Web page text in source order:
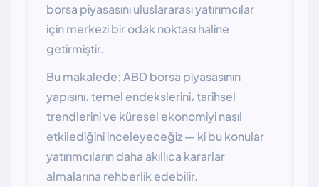
borsa piyasasını uluslararası yatırımcılar
için merkezi bir odak noktası haline
getirmiştir.
Bu makalede; ABD borsa piyasasının
yapısını، temel endekslerini، tarihsel
trendlerini ve küresel ekonomiyi nasıl
etkilediğini inceleyeceğiz — ki bu konular
yatırımcıların daha akıllıca kararlar
almalarına rehberlik edebilir.